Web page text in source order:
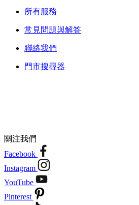
所有服務
常見問題與解答
聯絡我們
門市搜尋器
關注我們
Facebook
Instagram
YouTube
Pinterest